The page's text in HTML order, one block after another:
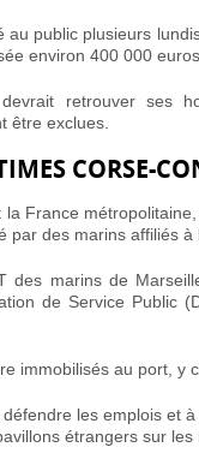
public plusieurs
environ 400 000
retrouver ses
être exclues.
CORSE-
France
par des marins affiliés à
des marins de
de Service Public
immobilisés au port, y
les emplois et
étrangers sur